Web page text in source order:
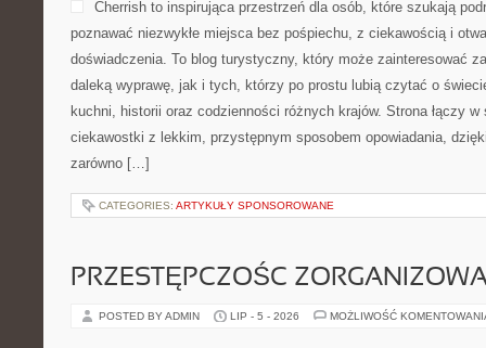
Cherrish to inspirująca przestrzeń dla osób, które szukają
poznawać niezwykłe miejsca bez pośpiechu, z ciekawością i
doświadczenia. To blog turystyczny, który może zainteresować
daleką wyprawę, jak i tych, którzy po prostu lubią czytać o
kuchni, historii oraz codzienności różnych krajów. Strona łączy w
ciekawostki z lekkim, przystępnym sposobem opowiadania,
zarówno […]
CATEGORIES: ARTYKUŁY SPONSOROWANE
PRZESTĘPCZOŚC
POSTED BY ADMIN LIP - 5 - 2026 MOŻLIWOŚĆ